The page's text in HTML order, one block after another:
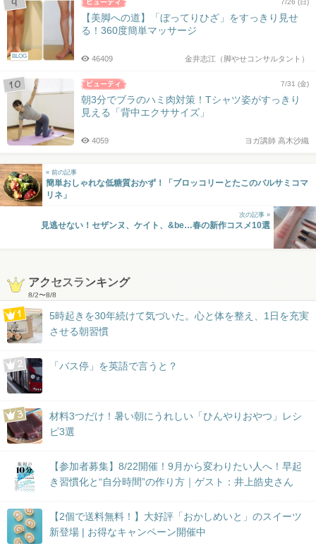
BLOG
7/26 (日)
【美脚への道】「ぼってりひざ」をすっきり見せ
る！360度簡単マッサージ
金井志江（脚やせコンサルタント）
46409
7/31 (金)
朝3分でブラのハミ肉対策！Tシャツ姿がすっきり
見える「背中エクササイズ」
ヨガ講師 高木沙織
4059
« 前の記事
簡単おしゃれな低糖質おかず！「ブロッコリーとたこのバルサミコマ
リネ」
次の記事 »
見逃せない！セザンヌ、ケイト、&be…春の新作コスメ10選
アクセスランキング
8/2〜8/8
5時起きを30年続けて気づいた。心と体を整え、1日を充実
させる朝習慣
「バス停」を英語で言うと？
材料3つだけ！暑い朝にうれしい「ひんやりおやつ」レシ
ピ3選
【参加者募集】8/22開催！9月から変わりたい人へ！早起
き習慣化と“自分時間”の作り方｜ゲスト：井上皓史さん
【2個で送料無料！】大好評「おかしめいと」のスイーツ
新登場 | お得なキャンペーン開催中